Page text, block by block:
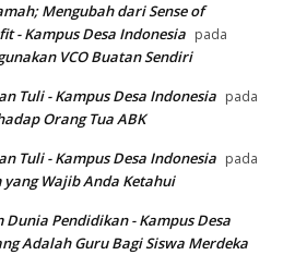
Mengubah dari Sense of
- Kampus Desa Indonesia pada
VCO Buatan Sendiri
Tuli - Kampus Desa Indonesia pada
Orang Tua ABK
Tuli - Kampus Desa Indonesia pada
yang Wajib Anda Ketahui
Pendidikan - Kampus Desa
Adalah Guru Bagi Siswa Merdeka